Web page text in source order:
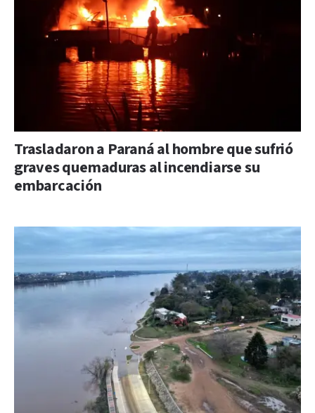
Trasladaron a Paraná al hombre que sufrió
graves quemaduras al incendiarse su
embarcación